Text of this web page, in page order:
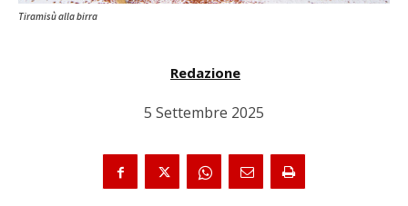
Tiramisù alla birra
Redazione
5 Settembre 2025